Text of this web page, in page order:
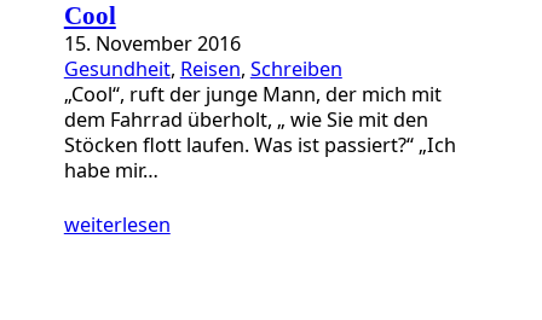
Cool
15. November 2016
Gesundheit, Reisen, Schreiben
„Cool“, ruft der junge Mann, der mich mit
dem Fahrrad überholt, „ wie Sie mit den
Stöcken flott laufen. Was ist passiert?“ „Ich
habe mir…
weiterlesen